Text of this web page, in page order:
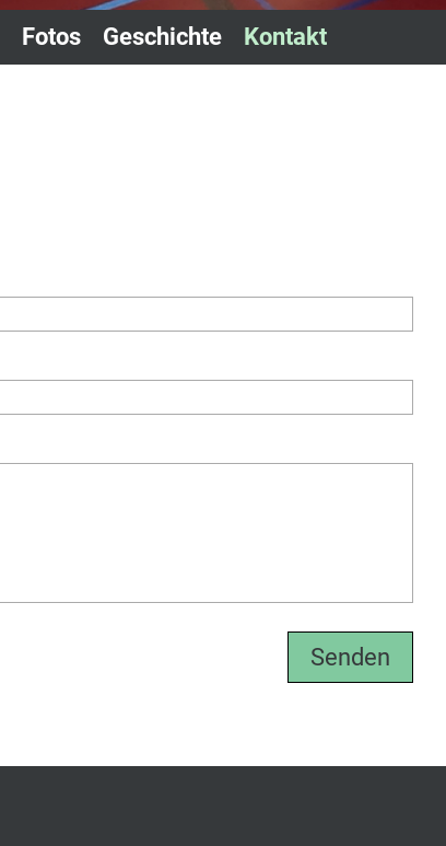
Fotos Geschichte Kontakt